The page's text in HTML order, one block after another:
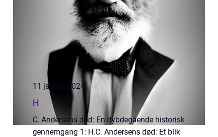
11 januar 2024
H
C. Andersens død: En dybdegående historisk
gennemgang 1: H.C. Andersens død: Et blik